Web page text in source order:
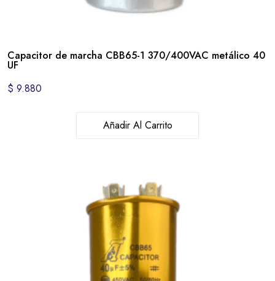
Capacitor de marcha CBB65-1 370/400VAC metálico 40
UF
$ 9.880
Añadir Al Carrito